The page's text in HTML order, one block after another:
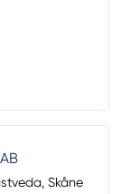
Skåne